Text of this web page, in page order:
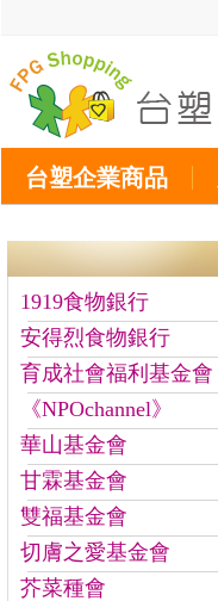
台塑企業商品
1919食物銀行
安得烈食物銀行
育成社會福利基金會
《NPOchannel》
華山基金會
甘霖基金會
雙福基金會
切膚之愛基金會
芥菜種會